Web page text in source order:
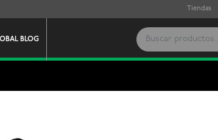
BLOG
Tiendas